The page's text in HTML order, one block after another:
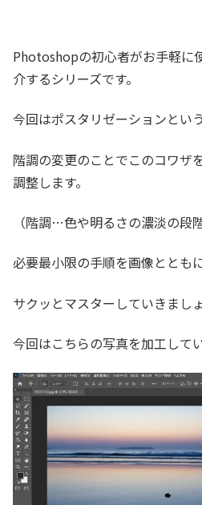
Photoshopの初心者がお手軽に
介するシリーズです。
今回はポスタリゼーションとい
階調の変更のことでこのコワザ
調整します。
（階調…色や明るさの濃淡の段
必要最小限の手順を画像ととも
サクッとマスターしていきましょ
今回はこちらの写真を加工してい